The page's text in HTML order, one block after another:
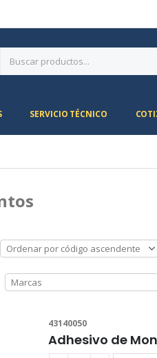
SERVICIO TÉCNICO
43140050
Adhesivo de